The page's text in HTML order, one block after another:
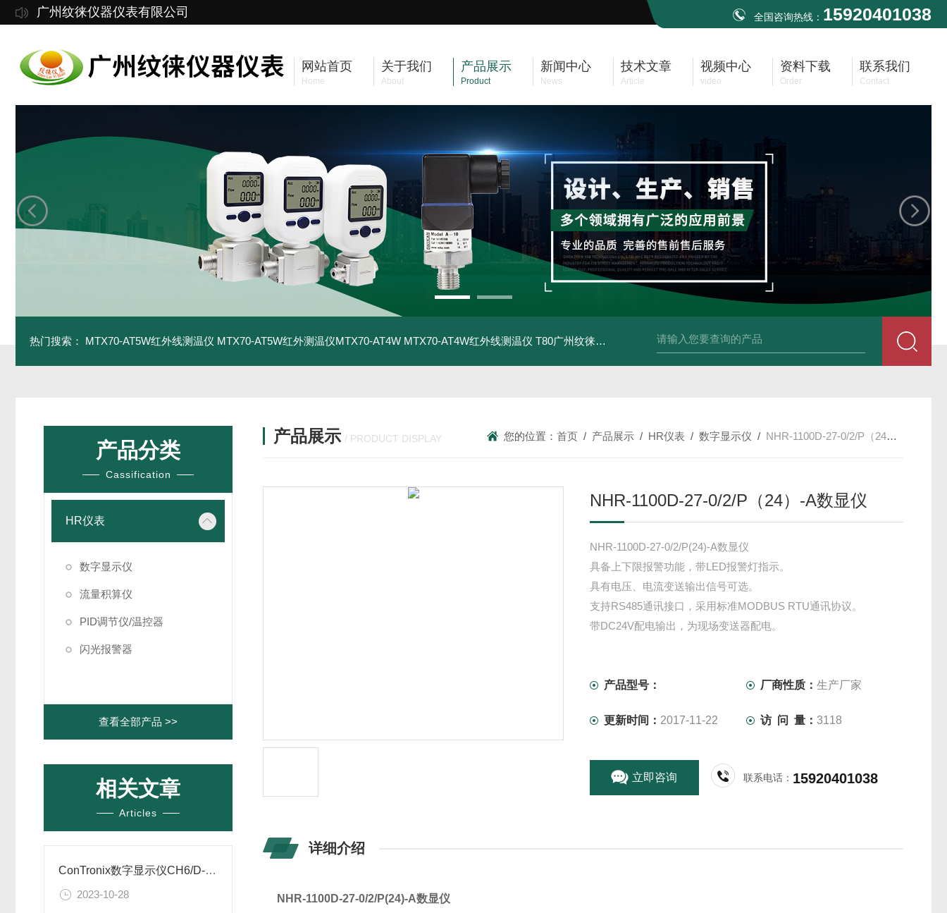
广州纹徕仪器仪表有限公司 全国咨询热线： 15920401038
网站首页
Home
关于我们
About
产品展示
Product
新闻中心
News
技术文章
Article
视频中心
video
资料下载
Order
联系我们
Contact
热门搜索： MTX70-AT5W红外线测温仪 MTX70-AT5W红外测温仪MTX70-AT4W MTX70-AT4W红外线测温仪 T80广州纹徕光柱测控仪WK-S803-82-23-2H/2L-P厂家 积算仪DIF-XSR32FC-
产品分类
Cassification
HR仪表
数字显示仪
流量积算仪
PID调节仪/温控器
闪光报警器
查看全部产品 >>
相关文章
Articles
ConTronix数字显示仪CH6/D-FRTA1B1V0参数说明
2023-10-28
产品展示 / PRODUCT DISPLAY 您的位置：首页 / 产品展示 / HR仪表 /数字显示仪 / NHR-1100D-27-0/2/P（24）-A数显仪
NHR-1100D-27-0/2/P（24）-A数显仪
NHR-1100D-27-0/2/P(24)-A数显仪
具备上下限报警功能，带LED报警灯指示。
具有电压、电流变送输出信号可选。
支持RS485通讯接口，采用标准MODBUS RTU通讯协议。
带DC24V配电输出，为现场变送器配电。
产品型号： 厂商性质：生产厂家
更新时间： 2017-11-22 访 问 量：3118
立即咨询 联系电话： 15920401038
详细介绍
NHR-1100D-27-0/2/P(24)-A数显仪